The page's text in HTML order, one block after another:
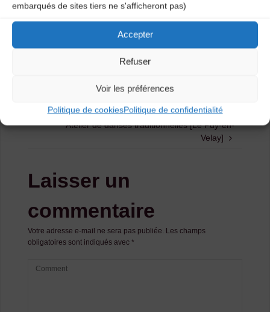
embarqués de sites tiers ne s'afficheront pas)
Accepter
Refuser
Voir les préférences
Politique de cookiesPolitique de confidentialité
Atelier de danses traditionnelles [Le Puy-en-
Velay]
Atelier de danses traditionnelles [Le Puy-en-
Velay]
Laisser un
commentaire
Votre adresse e-mail ne sera pas publiée. Les champs
obligatoires sont indiqués avec *